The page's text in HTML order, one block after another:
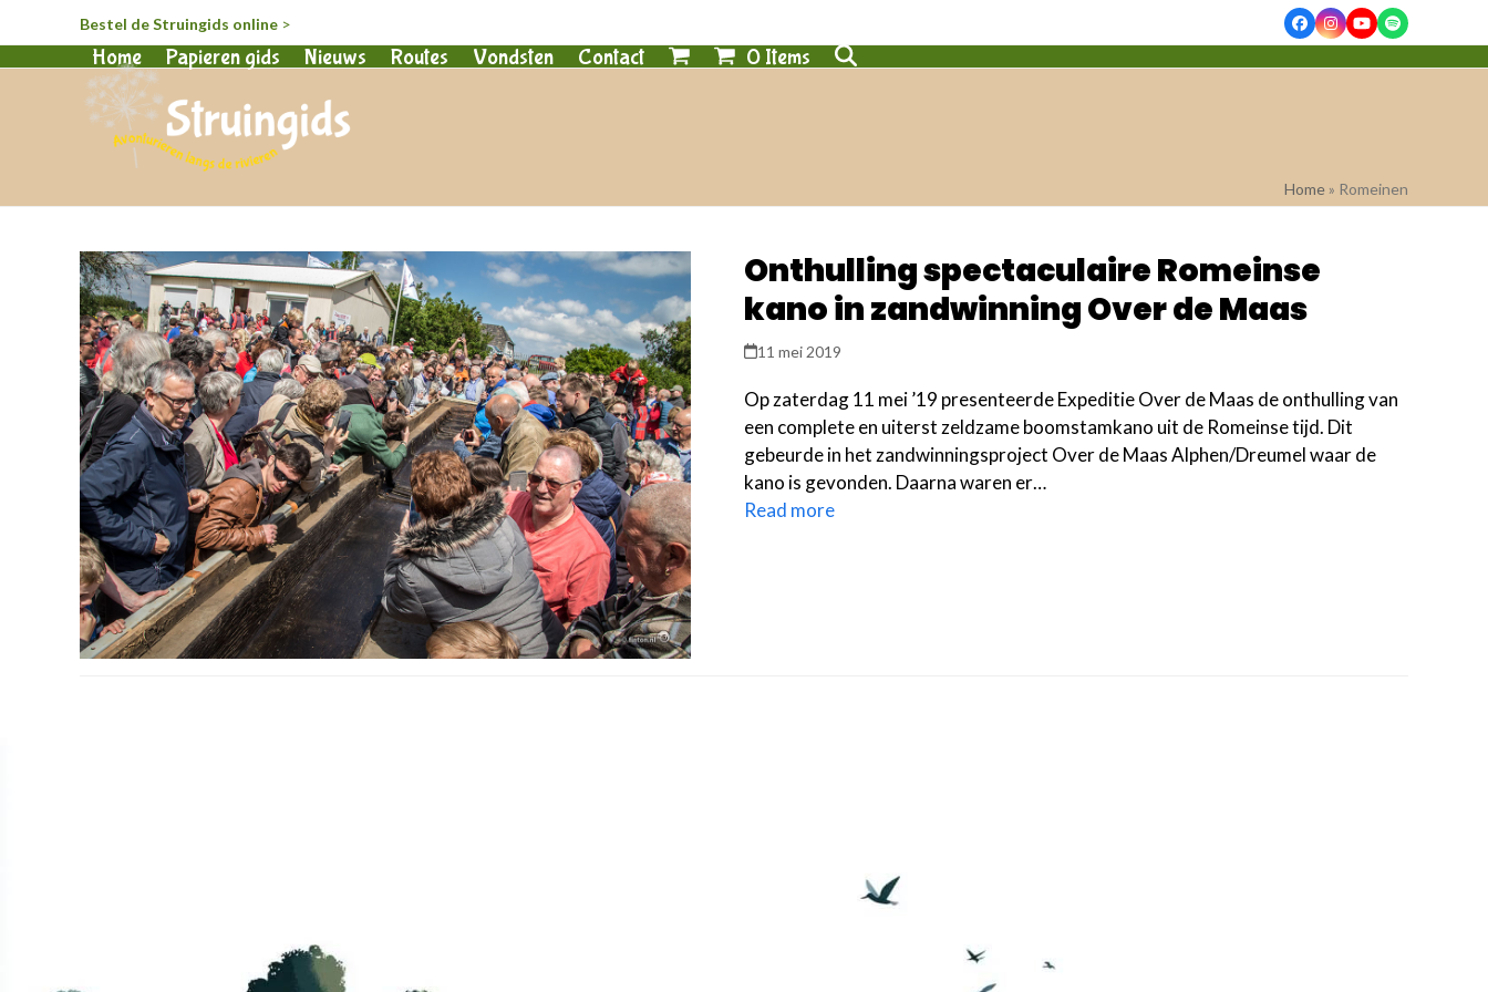
Bestel de Struingids online > FacebookInstagram
YouTube
Spotify
Home Papieren gids Nieuws Routes Vondsten Contact 0 Items
Home » Romeinen
Onthulling spectaculaire Romeinse
kano in zandwinning Over de Maas
11 mei 2019
Op zaterdag 11 mei ’19 presenteerde Expeditie Over de Maas de onthulling van
een complete en uiterst zeldzame boomstamkano uit de Romeinse tijd. Dit
gebeurde in het zandwinningsproject Over de Maas Alphen/Dreumel waar de
kano is gevonden. Daarna waren er…
Read more